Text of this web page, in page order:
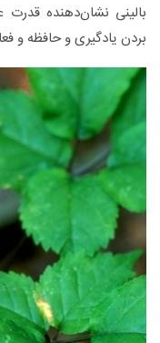
بالینی نشان‌دهنده
بردن یادگیری و حافظه و